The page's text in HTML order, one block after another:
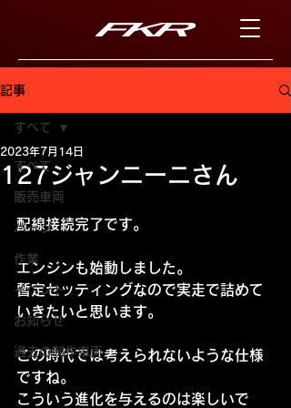
記事
すべて
販売車両
パーツ
作業
イベント
お知らせ
過去の制作車両
すべて
127ジャンニーニさん
2023年7月14日
配線接続完了です。
エンジンも始動しました。
暫定セッティングなので実走で詰めて
いきたいと思います。
この時代では考えられないような仕様
ですね。
こういう進化を与えるのは楽しいで